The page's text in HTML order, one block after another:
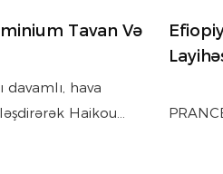
Tavan Və
davamlı, hava
Haikou